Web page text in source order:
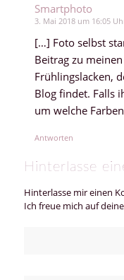
Smartphoto
3. Mai 2018 um 16:05
[…] Foto selbst
Beitrag zu
Frühlingslacken,
Blog findet. Falls
um welche
Antworten
Hinterlasse
Hinterlasse mir einen
Ich freue mich auf